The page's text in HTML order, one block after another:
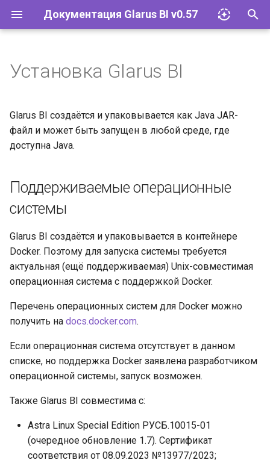
Документация Glarus BI v0.57
и
а
и
з
а
ц
и
п
о
и
Импорт файлов Excel
Запросы
Визуализации
Моделирование данных
Организация
Glarus AI
Провайдеры LLM
Соответствие 152-ФЗ
Glarus BI и Claude AI
Установка и эксплуатация
Конфигурация
Управление плагинами
Учётные записи и группы
Инструменты
Встраивание
Решение проблем
Документация API Glarus BI
Пользовательские графики
Установка Glarus BI
Glarus BI создаётся и упаковывается как Java JAR-
файл и может быть запущен в любой среде, где
доступна Java.
Поддерживаемые операционные
системы
Glarus BI создаётся и упаковывается в контейнере
Docker. Поэтому для запуска системы требуется
актуальная (ещё поддерживаемая) Unix-совместимая
операционная система с поддержкой Docker.
Перечень операционных систем для Docker можно
получить на docs.docker.com.
Если операционная система отсутствует в данном
списке, но поддержка Docker заявлена разработчиком
операционной системы, запуск возможен.
Также Glarus BI совместима с:
Astra Linux Special Edition РУСБ.10015-01
(очередное обновление 1.7). Сертификат
соответствия от 08.09.2023 №13977/2023;